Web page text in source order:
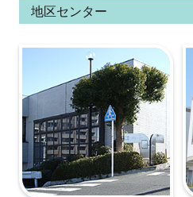
地区センター